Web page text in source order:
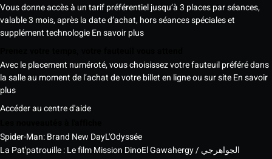
Vous donne accès à un tarif préférentiel jusqu’à 3 places par séances,
valable 3 mois, après la date d’achat, hors séances spéciales et
supplément technologieEn savoir plus
Avec le placement numéroté, vous choisissez votre fauteuil préféré dans
la salle au moment de l’achat de votre billet en ligne ou sur siteEn savoir
plus
Accéder au centre d'aide
Spider-Man: Brand New DayL'Odyssée
La Pat'patrouille : Le film Mission Dino
El Gawahergy / الجواهرجي